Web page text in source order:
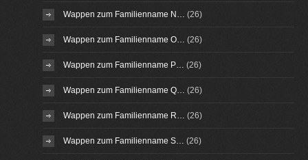
Wappen zum Familienname N… (26)
Wappen zum Familienname O… (26)
Wappen zum Familienname P… (26)
Wappen zum Familienname Q… (26)
Wappen zum Familienname R… (26)
Wappen zum Familienname S… (26)